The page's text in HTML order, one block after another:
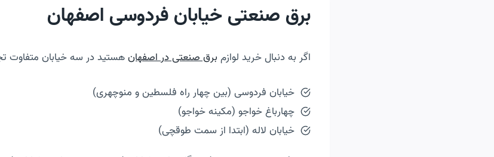
برق صنعتی خیابان فردوسی اصفهان
اگر به دنبال خرید لوازم برق صنعتی در اصفهانهستید در سه خیابان متفاوت
خیابان فردوسی (بین چهار راه فلسطین و منوچهری)
چهارباغ خواجو (مکینه خواجو)
خیابان لاله (ابتدا از سمت طوقچی)